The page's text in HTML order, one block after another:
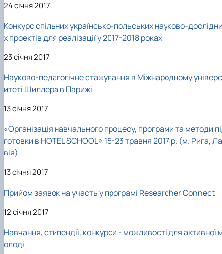
24 січня 2017
Конкурс спільних українсько-польських науково-дослідни
х проектів для реалізації у 2017-2018 роках
23 січня 2017
Науково-педагогічне стажування в Міжнародному універс
итеті Шиллера в Парижі
13 січня 2017
«Організація навчального процесу, програми та методи
готовки в HOTEL SCHOOL» 15-23 травня 2017 р. (м. Рига,
вія)
13 січня 2017
Прийом заявок на участь у програмі Researcher Connect
12 січня 2017
Навчання, стипендії, конкурси - можливості для активної
олоді